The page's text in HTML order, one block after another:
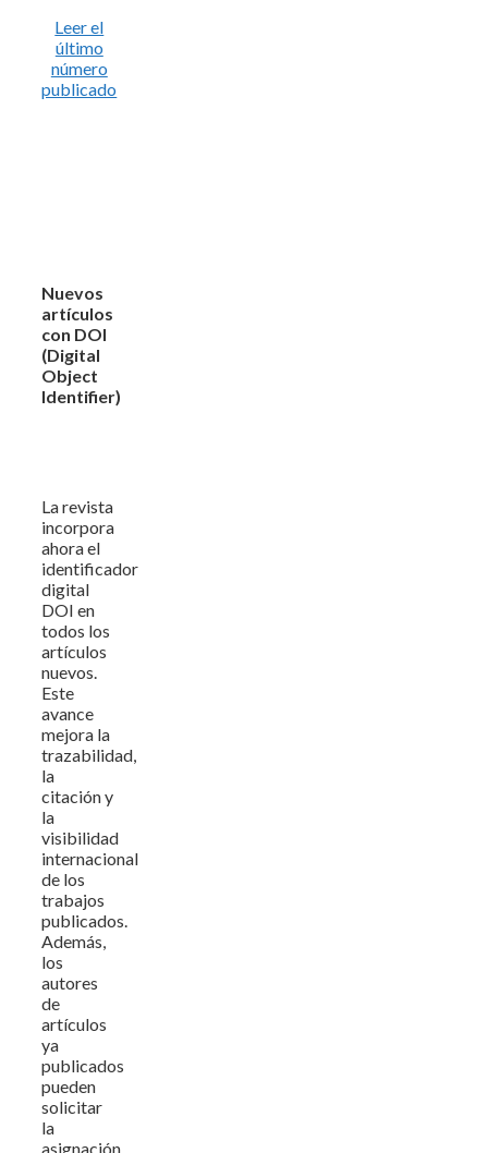
Leer el
último
número
publicado
Nuevos
artículos
con DOI
(Digital
Object
Identifier)
La revista
incorpora
ahora el
identificador
digital
DOI en
todos los
artículos
nuevos.
Este
avance
mejora la
trazabilidad,
la
citación y
la
visibilidad
internacional
de los
trabajos
publicados.
Además,
los
autores
de
artículos
ya
publicados
pueden
solicitar
la
asignación